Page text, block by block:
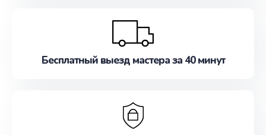
Бесплатный выезд мастера за 40 минут